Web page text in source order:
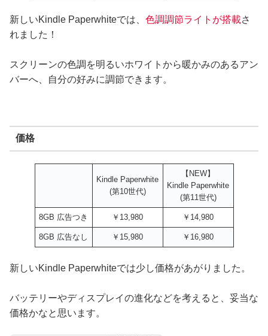
新しいKindle Paperwhiteでは、 色調調節ライトが搭載さ
れました！
スクリーンの色調を明るいホワイトから暖かみのあるアン
バーへ、自分の好みに調節できます。
価格
Kindle Paperwhite
(第10世代)
【NEW】
Kindle Paperwhite
(第11世代)
8GB 広告つき ￥13,980 ￥14,980
8GB 広告なし ￥15,980 ￥16,980
新しいKindle Paperwhiteでは少し価格があがりました。
バッテリーやディスプレイの進化などを考えると、妥当な
価格かなと思います。